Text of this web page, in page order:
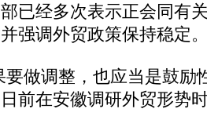
经多次表示正会同有
强调外贸政策保持稳定
做调整，也应当是鼓励
前在安徽调研外贸形势